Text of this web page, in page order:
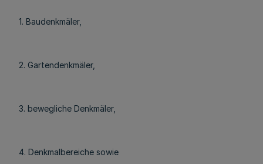
1. Baudenkmäler,
2. Gartendenkmäler,
3. bewegliche Denkmäler,
4. Denkmalbereiche sowie